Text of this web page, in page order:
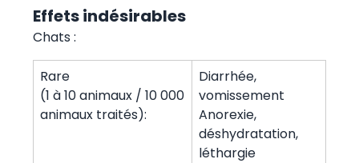
Effets indésirables
Chats :
Rare
(1 à 10 animaux / 10 000
animaux traités):
Diarrhée,
vomissement
Anorexie,
déshydratation,
léthargie